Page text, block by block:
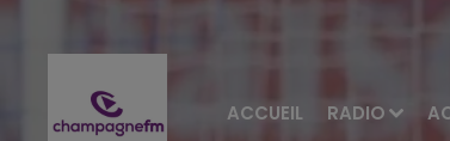
ACCUEIL RADIO